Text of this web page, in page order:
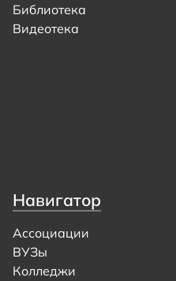
Библиотека
Видеотека
Навигатор
Ассоциации
ВУЗы
Колледжи